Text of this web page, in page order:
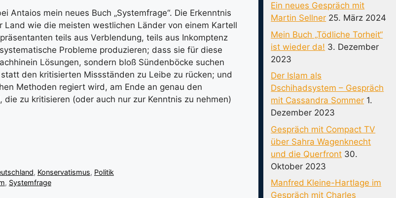
Antaios mein neues Buch „Systemfrage“. Die Erkenntnis
Land wie die meisten westlichen Länder von einem Kartell
teils aus Verblendung, teils aus Inkomptenz
Probleme produzieren; dass sie für diese
Lösungen, sondern bloß Sündenböcke suchen
den kritisierten Missständen zu Leibe zu rücken; und
Methoden regiert wird, am Ende an genau den
zu kritisieren (oder auch nur zur Kenntnis zu nehmen)
, Konservatismus, Politik
, Systemfrage
Ein neues Gespräch mit
Martin Sellner 25. März 2024
Mein Buch „Tödliche Torheit“
ist wieder da! 3. Dezember
2023
Der Islam als
Dschihadsystem – Gespräch
mit Cassandra Sommer 1.
Dezember 2023
Gespräch mit Compact TV
über Sahra Wagenknecht
und die Querfront 30.
Oktober 2023
Manfred Kleine-Hartlage im
Gespräch mit Charles